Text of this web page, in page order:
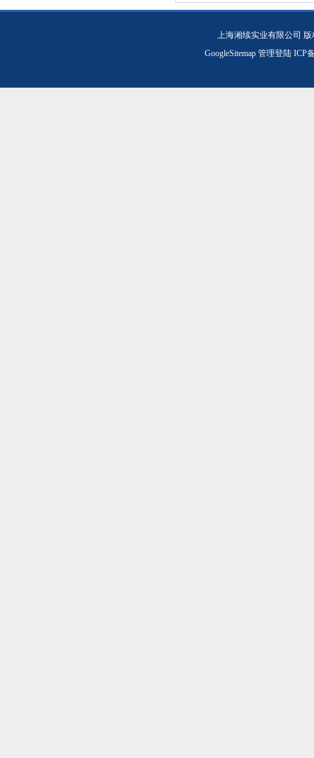
上海湘续实业有限公司
GoogleSitemap 管理登陆ICP